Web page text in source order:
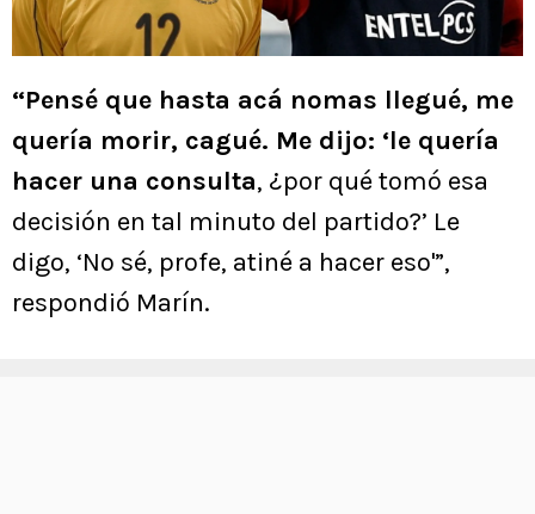
“Pensé que hasta acá nomas llegué, me
quería morir, cagué. Me dijo: ‘le quería
hacer una consulta, ¿por qué tomó esa
decisión en tal minuto del partido?’ Le
digo, ‘No sé, profe, atiné a hacer eso'”,
respondió Marín.